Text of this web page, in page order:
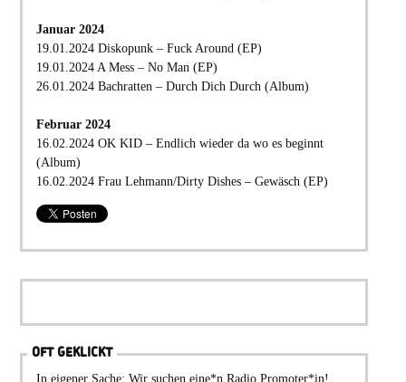
Januar 2024
19.01.2024 Diskopunk – Fuck Around (EP)
19.01.2024 A Mess – No Man (EP)
26.01.2024 Bachratten – Durch Dich Durch (Album)
Februar 2024
16.02.2024 OK KID – Endlich wieder da wo es beginnt
(Album)
16.02.2024 Frau Lehmann/Dirty Dishes – Gewäsch (EP)
OFT GEKLICKT
In eigener Sache: Wir suchen eine*n Radio Promoter*in!